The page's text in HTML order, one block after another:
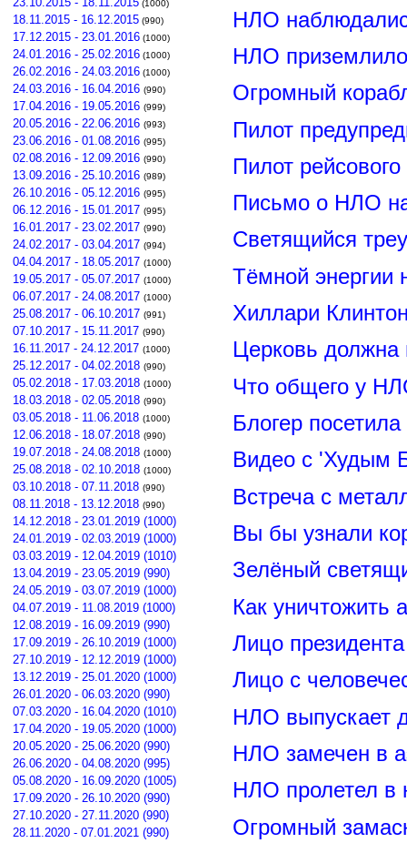
(1000)
18.11.2015 - 16.12.2015 (990)
17.12.2015 - 23.01.2016 (1000)
24.01.2016 - 25.02.2016 (1000)
26.02.2016 - 24.03.2016 (1000)
24.03.2016 - 16.04.2016 (990)
17.04.2016 - 19.05.2016 (999)
20.05.2016 - 22.06.2016 (993)
23.06.2016 - 01.08.2016 (995)
02.08.2016 - 12.09.2016 (990)
13.09.2016 - 25.10.2016 (989)
26.10.2016 - 05.12.2016 (995)
06.12.2016 - 15.01.2017 (995)
16.01.2017 - 23.02.2017 (990)
24.02.2017 - 03.04.2017 (994)
04.04.2017 - 18.05.2017 (1000)
19.05.2017 - 05.07.2017 (1000)
06.07.2017 - 24.08.2017 (1000)
25.08.2017 - 06.10.2017 (991)
07.10.2017 - 15.11.2017 (990)
16.11.2017 - 24.12.2017 (1000)
25.12.2017 - 04.02.2018 (990)
05.02.2018 - 17.03.2018 (1000)
18.03.2018 - 02.05.2018 (990)
03.05.2018 - 11.06.2018 (1000)
12.06.2018 - 18.07.2018 (990)
19.07.2018 - 24.08.2018 (1000)
25.08.2018 - 02.10.2018 (1000)
03.10.2018 - 07.11.2018 (990)
08.11.2018 - 13.12.2018 (990)
14.12.2018 - 23.01.2019 (1000)
24.01.2019 - 02.03.2019 (1000)
03.03.2019 - 12.04.2019 (1010)
13.04.2019 - 23.05.2019 (990)
24.05.2019 - 03.07.2019 (1000)
04.07.2019 - 11.08.2019 (1000)
12.08.2019 - 16.09.2019 (990)
17.09.2019 - 26.10.2019 (1000)
27.10.2019 - 12.12.2019 (1000)
13.12.2019 - 25.01.2020 (1000)
26.01.2020 - 06.03.2020 (990)
07.03.2020 - 16.04.2020 (1010)
17.04.2020 - 19.05.2020 (1000)
20.05.2020 - 25.06.2020 (990)
26.06.2020 - 04.08.2020 (995)
05.08.2020 - 16.09.2020 (1005)
17.09.2020 - 26.10.2020 (990)
27.10.2020 - 27.11.2020 (990)
28.11.2020 - 07.01.2021 (990)
НЛО
НЛО
Огромный
Пилот
Пилот
Письмо о НЛО
Светящийся
Тёмной энергии
Хиллари
Церковь должна
Что общего у
Блогер
Видео с 'Худым
Встреча с
Вы бы узнали
Зелёный
Как уничтожить
Лицо
Лицо с
НЛО выпускает
НЛО замечен в
НЛО пролетел в
Огромный